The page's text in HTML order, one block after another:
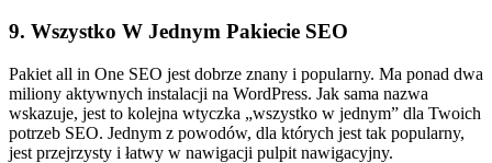
9. Wszystko W Jednym Pakiecie SEO
Pakiet all in One SEO jest dobrze znany i popularny. Ma ponad dwa
miliony aktywnych instalacji na WordPress. Jak sama nazwa
wskazuje, jest to kolejna wtyczka „wszystko w jednym” dla Twoich
potrzeb SEO. Jednym z powodów, dla których jest tak popularny,
jest przejrzysty i łatwy w nawigacji pulpit nawigacyjny.